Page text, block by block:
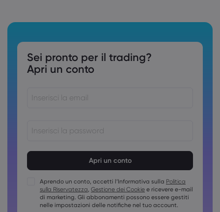
Sei pronto per il trading?
Apri un conto
Le password devono contenere almeno 1 carattere
Le password devono contenere almeno una maiuscola
Le password devono contenere almeno una minuscola
La password deve contenere ~!@#£%^&amp;*()_-
Aprendo un conto, accetti l’Informativa sulla Politica
sulla Riservatezza, Gestione dei Cookie e ricevere e-mail
di marketing. Gli abbonamenti possono essere gestiti
nelle impostazioni delle notifiche nel tuo account.